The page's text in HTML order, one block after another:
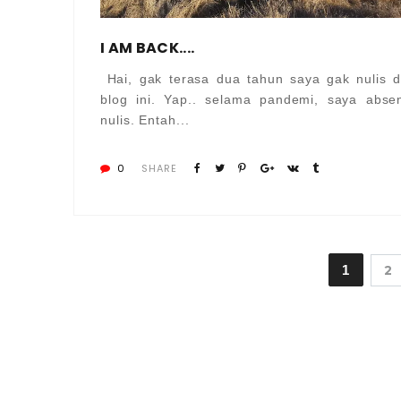
I AM BACK....
Hai, gak terasa dua tahun saya gak nulis
blog ini. Yap.. selama pandemi, saya
nulis. Entah...
0 SHARE
1 2